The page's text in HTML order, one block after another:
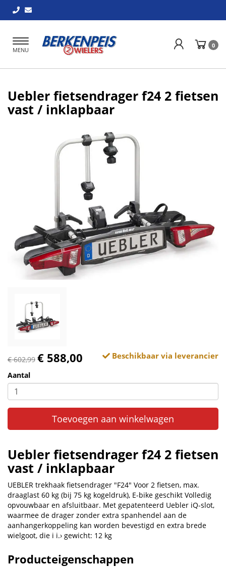
Toggle
navigation
MENU
0
Uebler fietsendrager f24 2 fietsen
vast / inklapbaar
€ 602,99 € 588,00 Beschikbaar via leverancier
Aantal
Toevoegen aan winkelwagen
Uebler fietsendrager f24 2 fietsen
vast / inklapbaar
UEBLER trekhaak fietsendrager "F24" Voor 2 fietsen, max.
draaglast 60 kg (bij 75 kg kogeldruk), E-bike geschikt Volledig
opvouwbaar en afsluitbaar. Met gepatenteerd Uebler iQ-slot,
waarmee de drager zonder extra spanhendel aan de
aanhangerkoppeling kan worden bevestigd en extra brede
wielgoot, die i i.› gewicht: 12 kg
Producteigenschappen